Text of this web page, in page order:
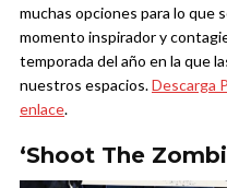
muchas opciones para lo que
momento inspirador y
temporada del año en la que
nuestros espacios.Descarga
enlace.
‘Shoot The